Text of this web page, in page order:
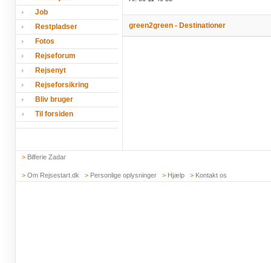
Job
Restpladser
Fotos
Rejseforum
Rejsenyt
Rejseforsikring
Bliv bruger
Til forsiden
green2green - Destinationer
> Bilferie Zadar
> Om Rejsestart.dk > Personlige oplysninger > Hjælp > Kontakt os